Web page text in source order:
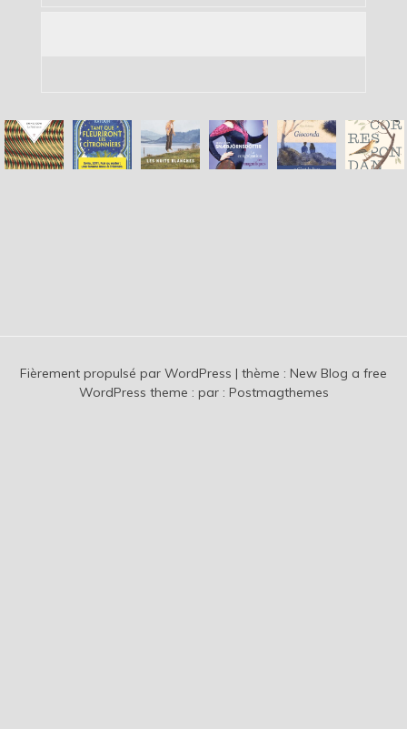
Fièrement propulsé par WordPress | thème : New Blog a free
WordPress theme : par : Postmagthemes